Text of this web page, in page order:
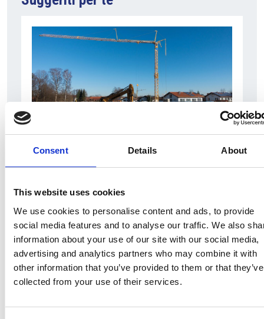
Consent Details About
This website uses cookies
We use cookies to personalise content and ads, to provide
social media features and to analyse our traffic. We also
information about your use of our site with our social media,
advertising and analytics partners who may combine it with
other information that you’ve provided to them or that they’ve
collected from your use of their services.
7 Agosto 2026
Nel primo semestre è aumentata fortemente la
Repubblica Ceca